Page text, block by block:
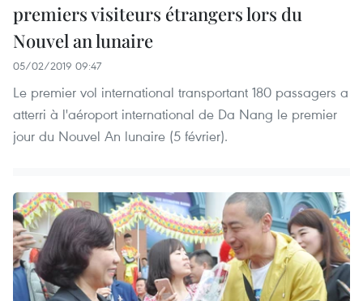
premiers visiteurs étrangers lors du
Nouvel an lunaire
05/02/2019 09:47
Le premier vol international transportant 180 passagers a
atterri à l'aéroport international de Da Nang le premier
jour du Nouvel An lunaire (5 février).